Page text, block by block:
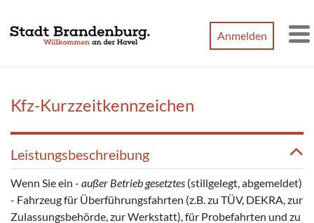
Anmelden
Kfz-Kurzzeitkennzeichen
Leistungsbeschreibung
Wenn Sie ein - außer Betrieb gesetztes (stillgelegt, abgemeldet)
- Fahrzeug für Überführungsfahrten (z.B. zu TÜV, DEKRA, zur
Zulassungsbehörde, zur Werkstatt), für Probefahrten und zu